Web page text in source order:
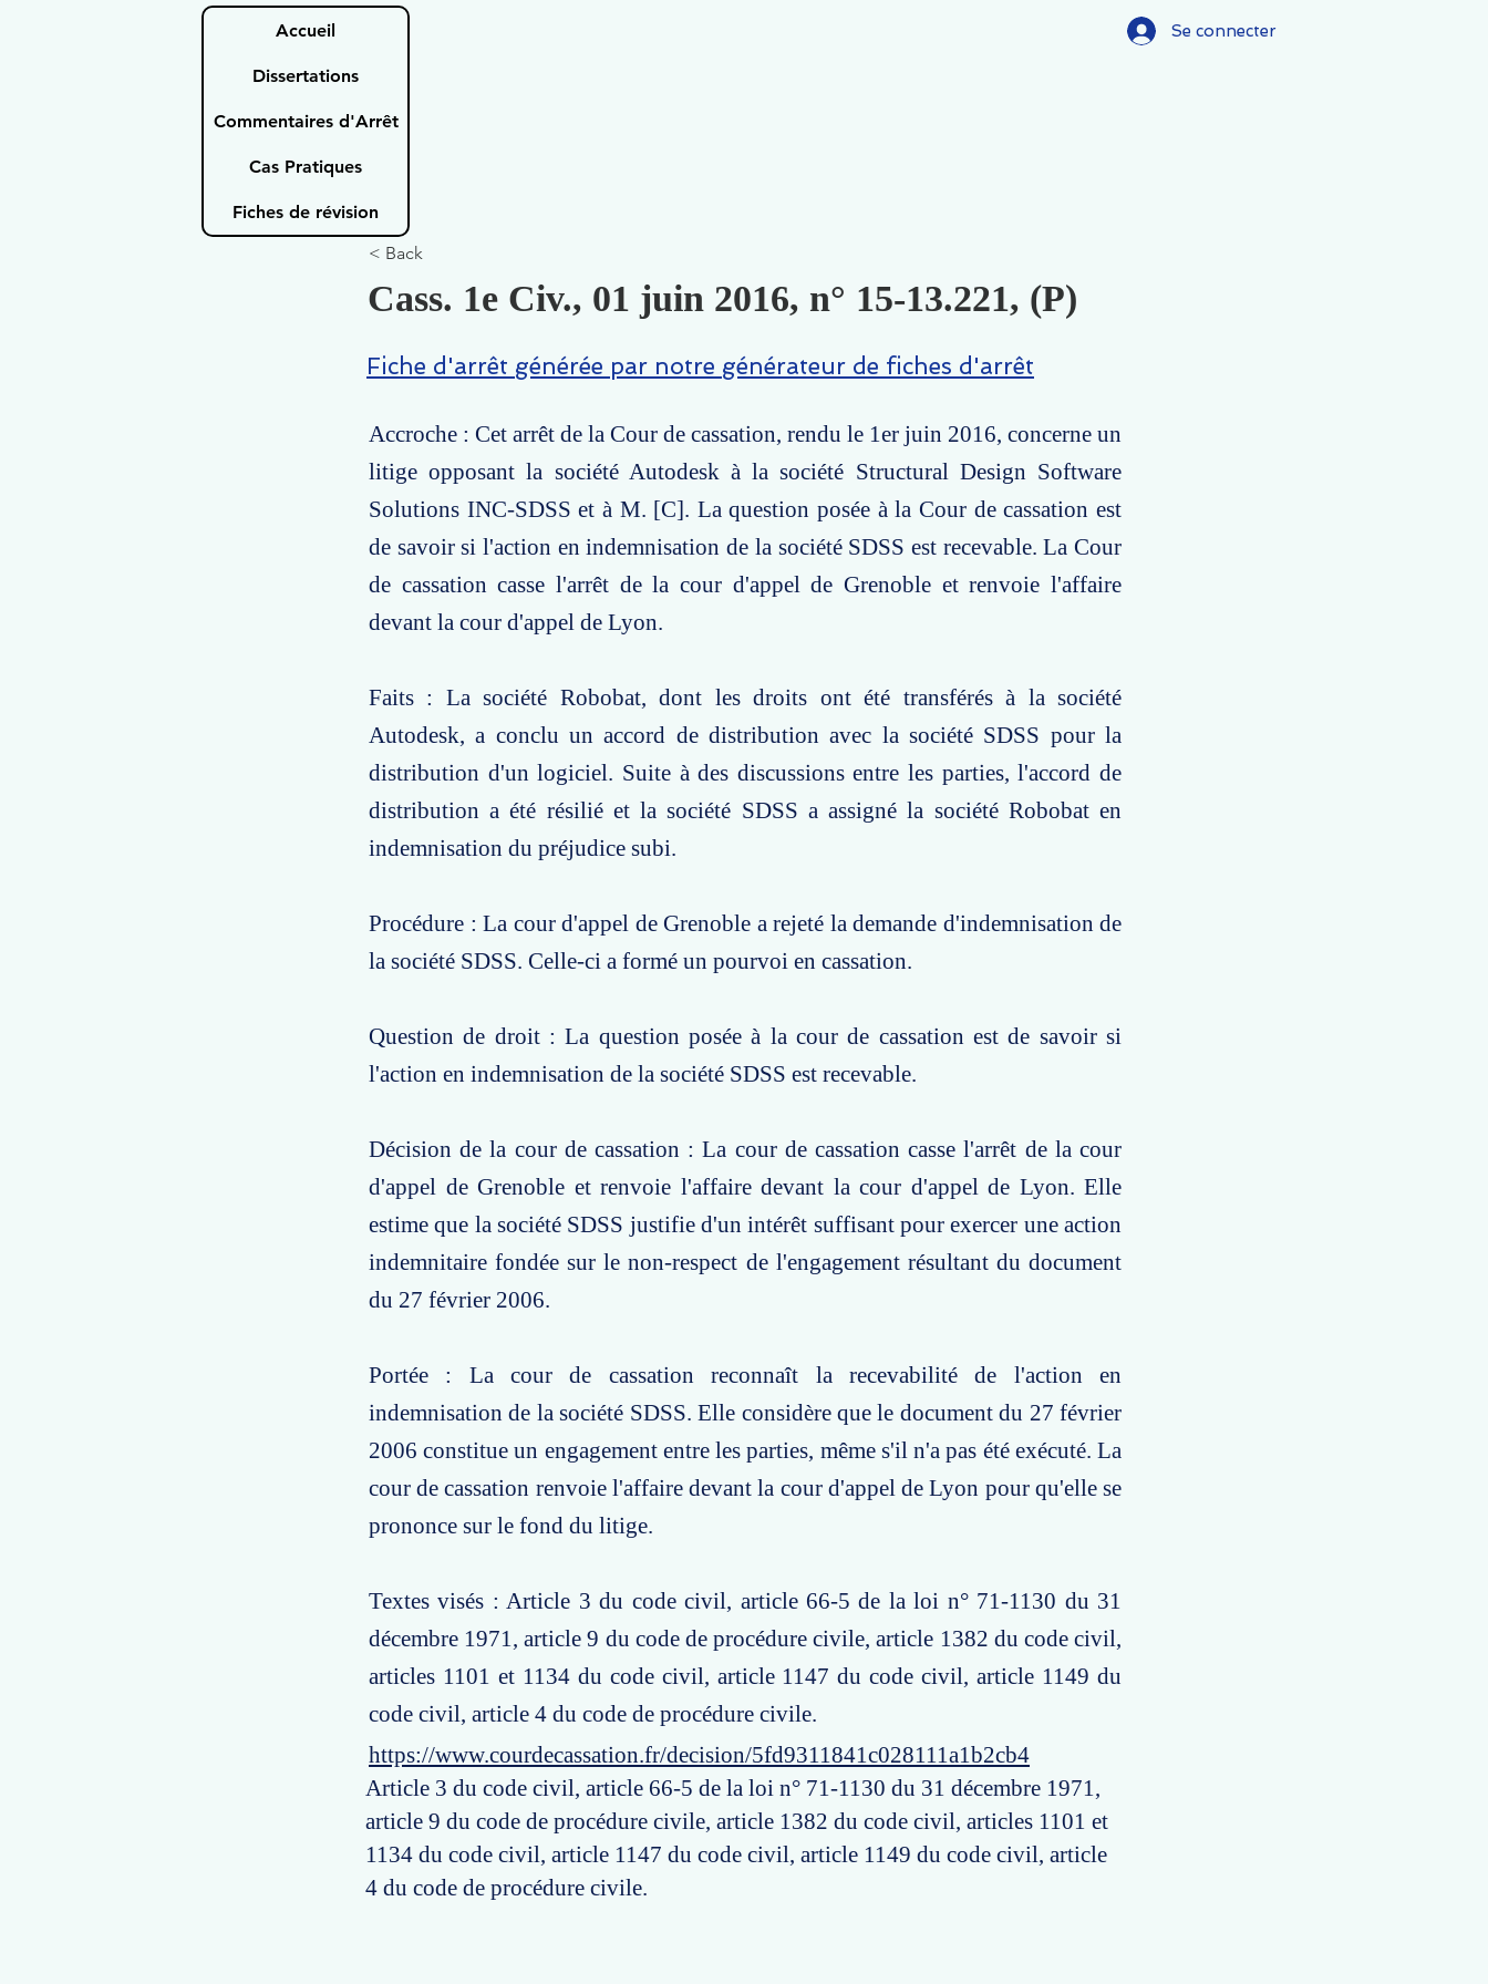
Accueil
Dissertations
Commentaires d'Arrêt
Cas Pratiques
Fiches de révision
Se connecter
< Back
Cass. 1e Civ., 01 juin 2016, n° 15-13.221, (P)
Fiche d'arrêt générée par notre générateur de fiches d'arrêt
Accroche : Cet arrêt de la Cour de cassation, rendu le 1er juin 2016, concerne un
litige opposant la société Autodesk à la société Structural Design Software
Solutions INC-SDSS et à M. [C]. La question posée à la Cour de cassation est
de savoir si l'action en indemnisation de la société SDSS est recevable. La Cour
de cassation casse l'arrêt de la cour d'appel de Grenoble et renvoie l'affaire
devant la cour d'appel de Lyon.
Faits : La société Robobat, dont les droits ont été transférés à la société
Autodesk, a conclu un accord de distribution avec la société SDSS pour la
distribution d'un logiciel. Suite à des discussions entre les parties, l'accord de
distribution a été résilié et la société SDSS a assigné la société Robobat en
indemnisation du préjudice subi.
Procédure : La cour d'appel de Grenoble a rejeté la demande d'indemnisation de
la société SDSS. Celle-ci a formé un pourvoi en cassation.
Question de droit : La question posée à la cour de cassation est de savoir si
l'action en indemnisation de la société SDSS est recevable.
Décision de la cour de cassation : La cour de cassation casse l'arrêt de la cour
d'appel de Grenoble et renvoie l'affaire devant la cour d'appel de Lyon. Elle
estime que la société SDSS justifie d'un intérêt suffisant pour exercer une action
indemnitaire fondée sur le non-respect de l'engagement résultant du document
du 27 février 2006.
Portée : La cour de cassation reconnaît la recevabilité de l'action en
indemnisation de la société SDSS. Elle considère que le document du 27 février
2006 constitue un engagement entre les parties, même s'il n'a pas été exécuté. La
cour de cassation renvoie l'affaire devant la cour d'appel de Lyon pour qu'elle se
prononce sur le fond du litige.
Textes visés : Article 3 du code civil, article 66-5 de la loi n° 71-1130 du 31
décembre 1971, article 9 du code de procédure civile, article 1382 du code civil,
articles 1101 et 1134 du code civil, article 1147 du code civil, article 1149 du
code civil, article 4 du code de procédure civile.
https://www.courdecassation.fr/decision/5fd9311841c028111a1b2cb4
Article 3 du code civil, article 66-5 de la loi n° 71-1130 du 31 décembre 1971,
article 9 du code de procédure civile, article 1382 du code civil, articles 1101 et
1134 du code civil, article 1147 du code civil, article 1149 du code civil, article
4 du code de procédure civile.